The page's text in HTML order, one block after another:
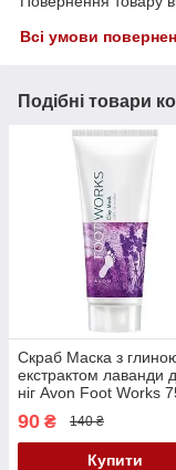
Всі умови
Подібні товари
Скраб Маска з
екстрактом лаванди
ніг Avon Foot Works
90 ₴ 140 ₴
Купити